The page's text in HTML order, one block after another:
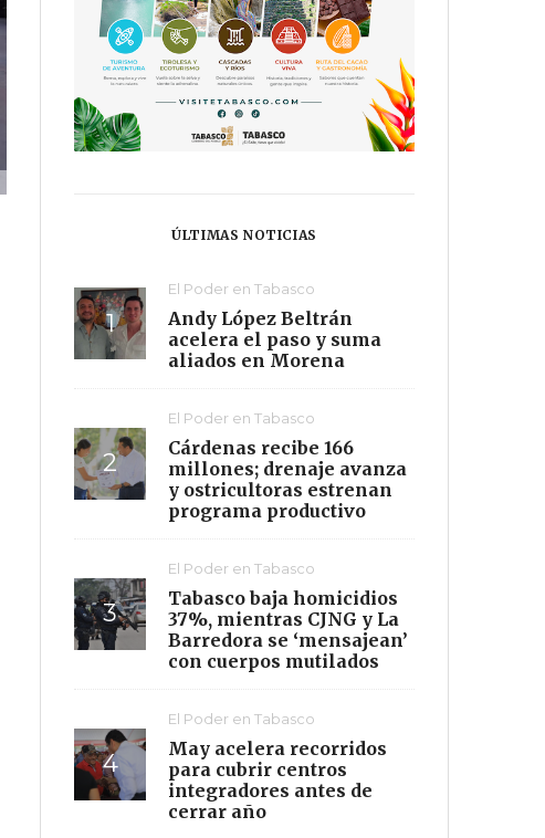
ÚLTIMAS NOTICIAS
El Poder en Tabasco
Andy López Beltrán
acelera el paso y suma
aliados en Morena
El Poder en Tabasco
Cárdenas recibe 166
millones; drenaje avanza
y ostricultoras estrenan
programa productivo
El Poder en Tabasco
Tabasco baja homicidios
37%, mientras CJNG y La
Barredora se ‘mensajean’
con cuerpos mutilados
El Poder en Tabasco
May acelera recorridos
para cubrir centros
integradores antes de
cerrar año